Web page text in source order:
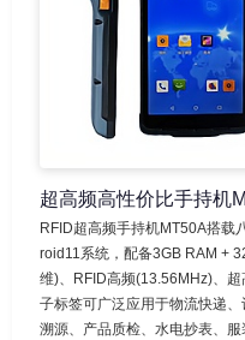
超高频高性价比手持机
RFID超高频手持机MT50A搭载
roid11系统，配备3GB RAM +
维)、RFID高频(13.56MHz)、
子标签可广泛应用于物流快递
溯源、产品质检、水电抄表、